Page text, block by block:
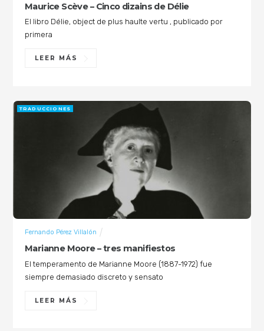
Maurice Scève – Cinco dizains de Délie
El libro Délie, object de plus haulte vertu , publicado por
primera
LEER MÁS
Marianne Moore – tres manifiestos
Fernando Pérez Villalón
TRADUCCIONES
El temperamento de Marianne Moore (1887-1972) fue
siempre demasiado discreto y sensato
LEER MÁS